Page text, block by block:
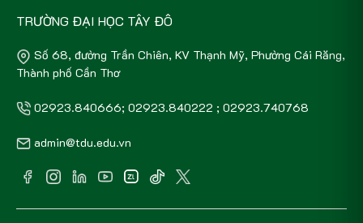
TRƯỜNG ĐẠI HỌC TÂY ĐÔ
Số 68, đường Trần Chiên, KV Thạnh Mỹ, Phường Cái Răng,
Thành phố Cần Thơ
02923.840666; 02923.840222 ; 02923.740768
admin@tdu.edu.vn